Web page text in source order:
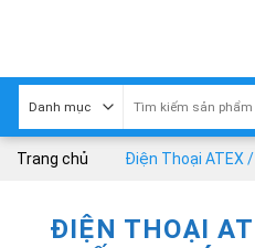
Trang chủ Điện Thoại ATEX /
ĐIỆN THOẠI